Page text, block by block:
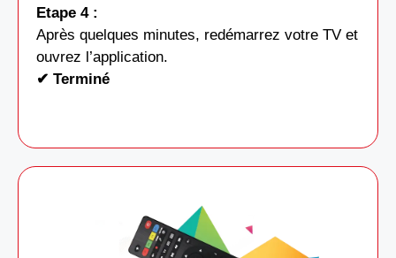
Etape 4 :
Après quelques minutes, redémarrez votre TV et
ouvrez l’application.
✔ Terminé